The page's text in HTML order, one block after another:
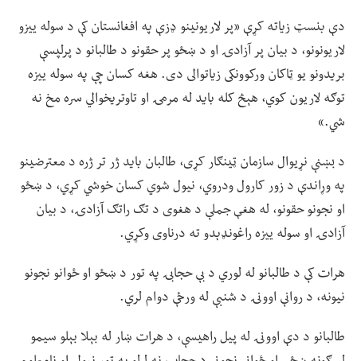
دې بنسټ زیاته کړې «پر لاریونینو ډزې په افغانستان کې د سوله ییزو
لاریونونو، د بیان پر آزادۍ او د ښځو پر حقونو د طالبانو د پرلپسې
بریدونو یو ټاکان ورکوونکی زیاتوالی دی. هغه کسان چې په سوله ییزه
توګه لاریون کوي، هېڅ کله باید له مرمۍ او تاوتریخوالي سره مخ نه
شي.»
د بښنې نړیوال سازمان ټینګار کړی، طالبان باید ژر تر ژره د معترضینو
په وړاندې د زور کارول ودروي، نیول شوي کسان خوشي کړي، د ښځو
او نجونو حقونو، له هغې جملې د هغوی د تګ راتګ آزادۍ، د بیان
آزادۍ او سوله ییزه راغونډېدو ته درناوی وکړي.
هرات کې د طالبانو له لوري د بې حجابۍ په تور د ښځو او ځوانو نجونو
نیونه، د روانې اوونۍ د شنبې له ورځې دوام لري.
طالبانو د دې اوونۍ له پیل راهیسې، د هرات ښار له بېلا بېلو سیمو